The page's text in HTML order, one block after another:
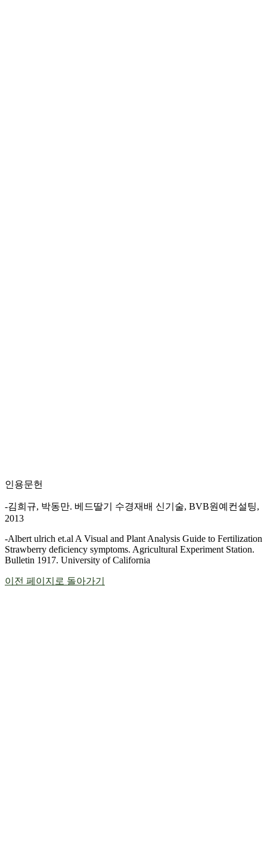
인용문헌
-김희규, 박동만. 베드딸기 수경재배 신기술, BVB원예컨설팅,
2013
-Albert ulrich et.al A Visual and Plant Analysis Guide to Fertilization
Strawberry deficiency symptoms. Agricultural Experiment Station.
Bulletin 1917. University of California
이전 페이지로 돌아가기